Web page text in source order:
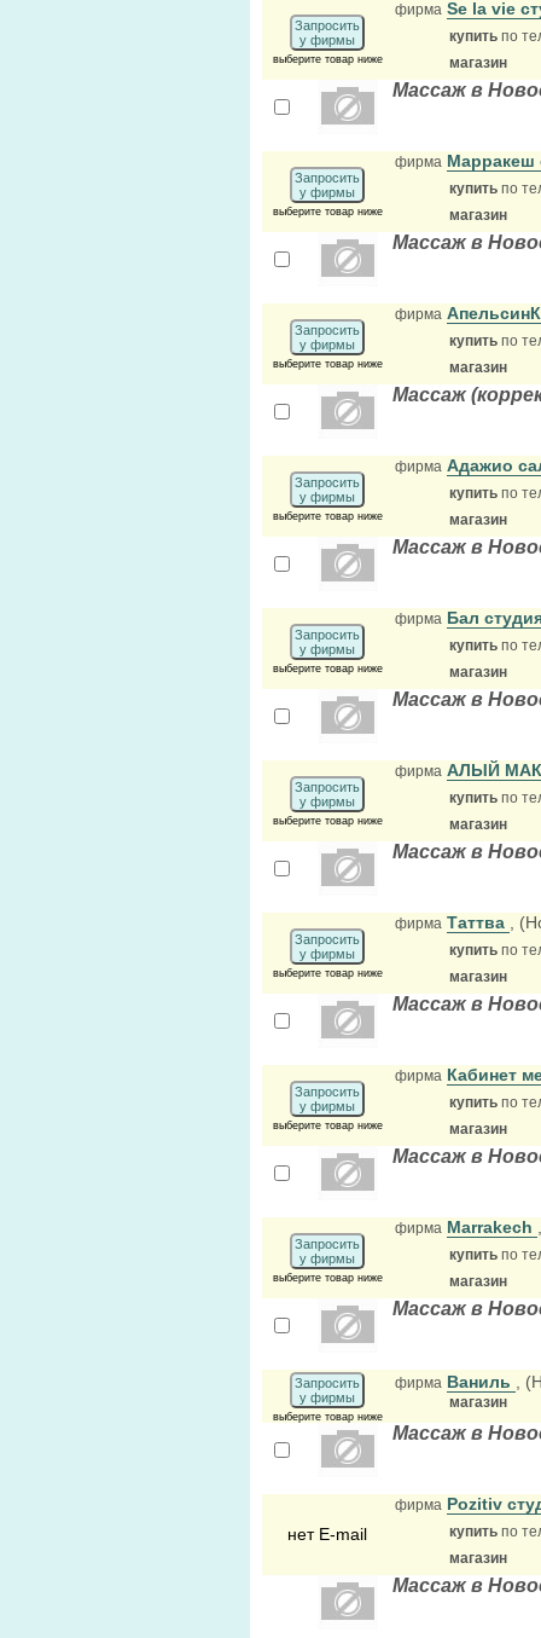
Запросить
у фирмы
выберите товар ниже
фирма Se la vie
купить по
магазин
Массаж в
Запросить
у фирмы
выберите товар ниже
фирма Марракеш
купить по
магазин
Массаж в
Запросить
у фирмы
выберите товар ниже
фирма
купить по
магазин
Массаж
Запросить
у фирмы
выберите товар ниже
фирма Адажио
купить по
магазин
Массаж в
Запросить
у фирмы
выберите товар ниже
фирма Бал
купить по
магазин
Массаж в
Запросить
у фирмы
выберите товар ниже
фирма АЛЫЙ
купить по
магазин
Массаж в
Запросить
у фирмы
выберите товар ниже
фирма Таттва ,
купить по
магазин
Массаж в
Запросить
у фирмы
выберите товар ниже
фирма Кабинет
купить по
магазин
Массаж в
Запросить
у фирмы
выберите товар ниже
фирма Marrakech
купить по
магазин
Массаж в
Запросить
у фирмы
выберите товар ниже
фирма Ваниль ,
магазин
Массаж в
нет E-mail
фирма Pozitiv
купить по
магазин
Массаж в